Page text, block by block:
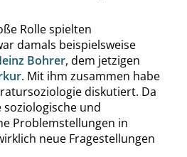
Rolle spielten
damals beispielsweise
Bohrer, dem jetzigen
. Mit ihm zusammen habe
diskutiert. Da
soziologische und
Problemstellungen in
neue Fragestellungen